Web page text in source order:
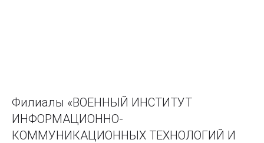
Филиалы «ВОЕННЫЙ ИНСТИТУТ
ИНФОРМАЦИОННО-
КОММУНИКАЦИОННЫХ ТЕХНОЛОГИЙ И